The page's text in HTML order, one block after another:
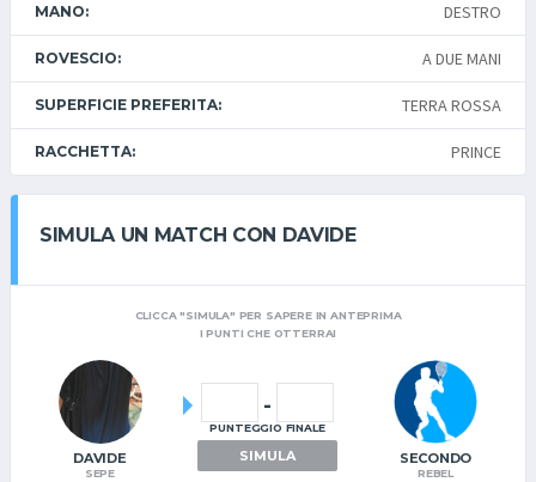
MANO: DESTRO
ROVESCIO: A DUE MANI
SUPERFICIE PREFERITA: TERRA ROSSA
RACCHETTA: PRINCE
SIMULA UN MATCH CON DAVIDE
CLICCA "SIMULA" PER SAPERE IN ANTEPRIMA
I PUNTI CHE OTTERRAI
DAVIDE
SEPE
-
PUNTEGGIO FINALE
SIMULA SECONDO
REBEL